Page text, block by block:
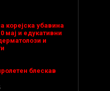
корејска убавина
мај и едукативни
и
блескав